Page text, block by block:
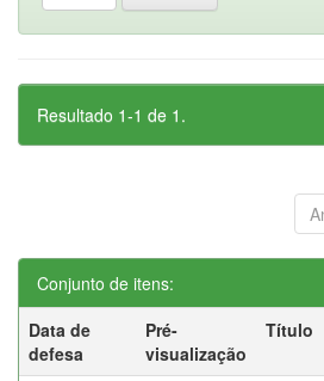
Resultado 1-1 de 1.
Conjunto de itens:
Data de
defesa
Pré-
visualização
Título